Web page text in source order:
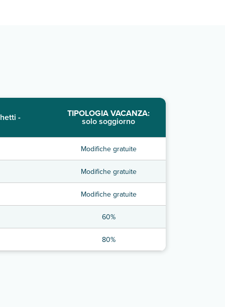
- TIPOLOGIA VACANZA:
solo soggiorno
Modifiche gratuite
Modifiche gratuite
Modifiche gratuite
60%
80%